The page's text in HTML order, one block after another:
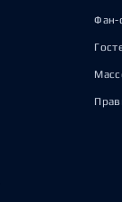
Фан-